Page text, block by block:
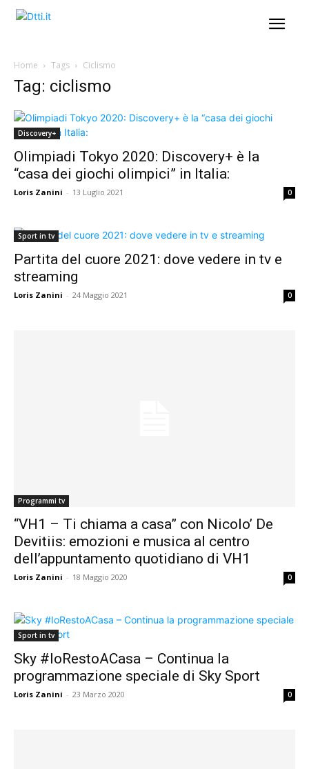
Home Tags Ciclismo
Tag: ciclismo
Discovery+
Olimpiadi Tokyo 2020: Discovery+ è la
“casa dei giochi olimpici” in Italia:
Loris Zanini - 13 Luglio 2021 0
Sport in tv
Partita del cuore 2021: dove vedere in tv e
streaming
Loris Zanini - 24 Maggio 2021 0
Programmi tv
“VH1 – Ti chiama a casa” con Nicolo’ De
Devitiis: emozioni e musica al centro
dell’appuntamento quotidiano di VH1
Loris Zanini - 18 Maggio 2020 0
Sport in tv
Sky #IoRestoACasa – Continua la
programmazione speciale di Sky Sport
Loris Zanini - 23 Marzo 2020 0